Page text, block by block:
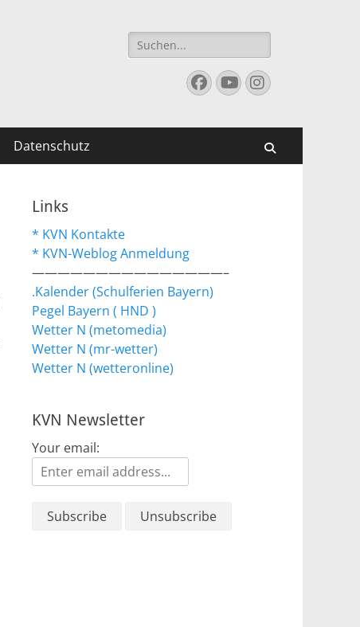
Suchen
nach:
Facebook
YouTube
Instagram
Datenschutz
Links
* KVN Kontakte
* KVN-Weblog Anmeldung
———————————————–
.Kalender (Schulferien Bayern)
Pegel Bayern ( HND )
Wetter N (metomedia)
Wetter N (mr-wetter)
Wetter N (wetteronline)
KVN Newsletter
Your email: